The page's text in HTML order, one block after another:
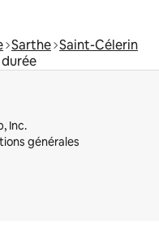
Sarthe Saint-Célerin
Inc.
générales